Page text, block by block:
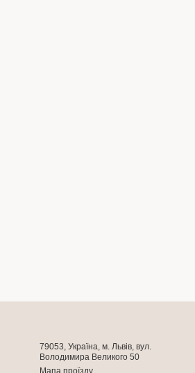
79053, Україна, м. Львів, вул.
Володимира Великого 50
Мапа проїзду